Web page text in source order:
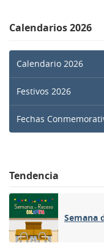
Calendarios 2026
Calendario 2026
Festivos 2026
Fechas
Tendencia
Semana